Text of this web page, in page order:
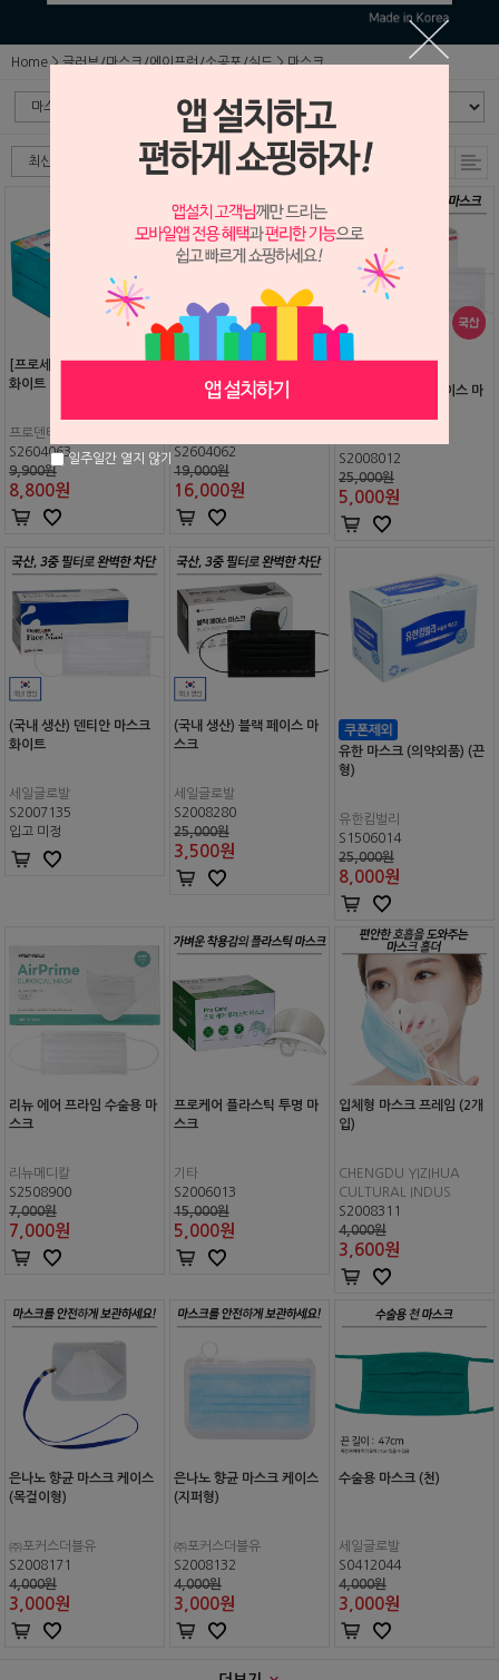
Home 글러브/마스크/에이프런/소공포/실드 마스크
[프로세이프] 덴탈 마스크
화이트
프로덴티
S2604063
9,900원
8,800원
[프로세이프] KF-94 덴탈형
마스크 화이트
S2604062
19,000원
16,000원
(국내 생산) 퓨어 페이스 마
S2008012
25,000원
5,000원
(국내 생산) 덴티안 마스크
화이트
세일글로발
S2007135
입고 미정
(국내 생산) 블랙 페이스 마
스크
세일글로발
S2008280
25,000원
3,500원
유한 마스크 (의약외품) (끈
형)
유한킴벌리
S1506014
25,000원
8,000원
리뉴 에어 프라임 수술용 마
스크
리뉴메디칼
S2508900
7,000원
7,000원
프로케어 플라스틱 투명 마
스크
기타
S2006013
15,000원
5,000원
입체형 마스크 프레임 (2개
입)
CHENGDU YIZIHUA
CULTURAL INDUS
S2008311
4,000원
3,600원
은나노 향균 마스크 케이스
(목걸이형)
㈜포커스더블유
S2008171
4,000원
3,000원
은나노 향균 마스크 케이스
(지퍼형)
㈜포커스더블유
S2008132
4,000원
3,000원
수술용 마스크 (천)
세일글로발
S0412044
4,000원
3,000원
일주일간 열지 않기